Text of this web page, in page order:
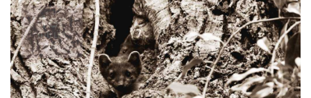
1er
JUILLET
2024